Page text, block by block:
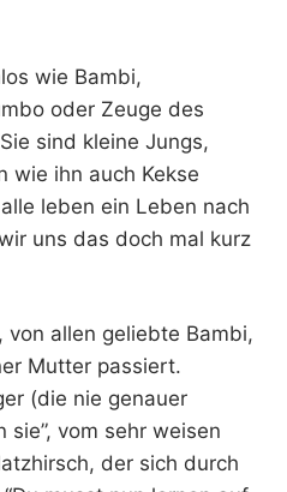
wie Bambi,
oder Zeuge des
sind kleine Jungs,
wie ihn auch Kekse
leben ein Leben nach
uns das doch mal kurz
allen geliebte Bambi,
Mutter passiert.
(die nie genauer
vom sehr weisen
der sich durch